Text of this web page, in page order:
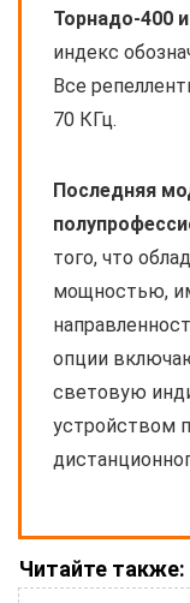
Торнадо-400
индекс
Все
70 КГц.
Последняя
того, что
мощностью,
опции
световую
устройством
Читайте также: